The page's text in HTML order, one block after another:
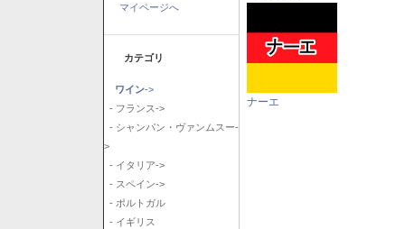
マイページへ
カテゴリ
ワイン->
- フランス->
- シャンパン・ヴァンムスー-
>
- イタリア->
- スペイン->
- ポルトガル
- イギリス
ナーエ